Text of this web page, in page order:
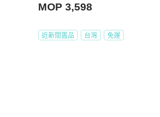
MOP 3,598
近新閒置品 台灣 免運